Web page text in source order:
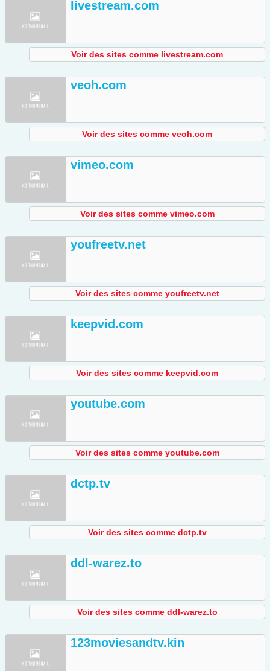
livestream.com
Voir des sites comme livestream.com
veoh.com
Voir des sites comme veoh.com
vimeo.com
Voir des sites comme vimeo.com
youfreetv.net
Voir des sites comme youfreetv.net
keepvid.com
Voir des sites comme keepvid.com
youtube.com
Voir des sites comme youtube.com
dctp.tv
Voir des sites comme dctp.tv
ddl-warez.to
Voir des sites comme ddl-warez.to
123moviesandtv.kin